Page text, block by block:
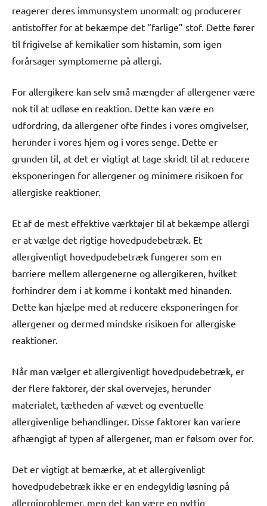
reagerer deres immunsystem unormalt og producerer
antistoffer for at bekæmpe det “farlige” stof. Dette fører
til frigivelse af kemikalier som histamin, som igen
forårsager symptomerne på allergi.
For allergikere kan selv små mængder af allergener være
nok til at udløse en reaktion. Dette kan være en
udfordring, da allergener ofte findes i vores omgivelser,
herunder i vores hjem og i vores senge. Dette er
grunden til, at det er vigtigt at tage skridt til at reducere
eksponeringen for allergener og minimere risikoen for
allergiske reaktioner.
Et af de mest effektive værktøjer til at bekæmpe allergi
er at vælge det rigtige hovedpudebetræk. Et
allergivenligt hovedpudebetræk fungerer som en
barriere mellem allergenerne og allergikeren, hvilket
forhindrer dem i at komme i kontakt med hinanden.
Dette kan hjælpe med at reducere eksponeringen for
allergener og dermed mindske risikoen for allergiske
reaktioner.
Når man vælger et allergivenligt hovedpudebetræk, er
der flere faktorer, der skal overvejes, herunder
materialet, tætheden af vævet og eventuelle
allergivenlige behandlinger. Disse faktorer kan variere
afhængigt af typen af allergener, man er følsom over for.
Det er vigtigt at bemærke, at et allergivenligt
hovedpudebetræk ikke er en endegyldig løsning på
allergiproblemer, men det kan være en nyttig